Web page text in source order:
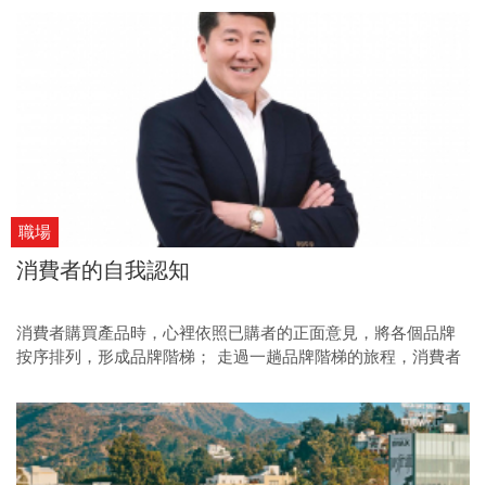
職場
消費者的自我認知
消費者購買產品時，心裡依照已購者的正面意見，將各個品牌
按序排列，形成品牌階梯； 走過一趟品牌階梯的旅程，消費者